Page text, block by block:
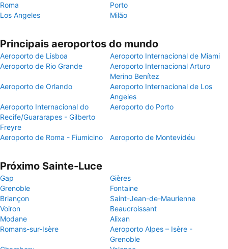
Roma
Porto
Los Angeles
Milão
Principais aeroportos do mundo
Aeroporto de Lisboa
Aeroporto Internacional de Miami
Aeroporto de Rio Grande
Aeroporto Internacional Arturo
Merino Benítez
Aeroporto de Orlando
Aeroporto Internacional de Los
Angeles
Aeroporto Internacional do
Recife/Guararapes - Gilberto
Freyre
Aeroporto do Porto
Aeroporto de Roma - Fiumicino Aeroporto de Montevidéu
Próximo Sainte-Luce
Gap
Gières
Grenoble
Fontaine
Briançon
Saint-Jean-de-Maurienne
Voiron
Beaucroissant
Modane
Alixan
Romans-sur-Isère
Aeroporto Alpes – Isère -
Grenoble